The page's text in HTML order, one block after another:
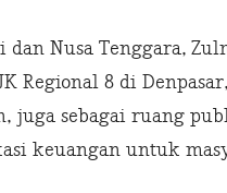
dan Nusa Tenggara,
Regional 8 di
juga sebagai ruang
keuangan untuk